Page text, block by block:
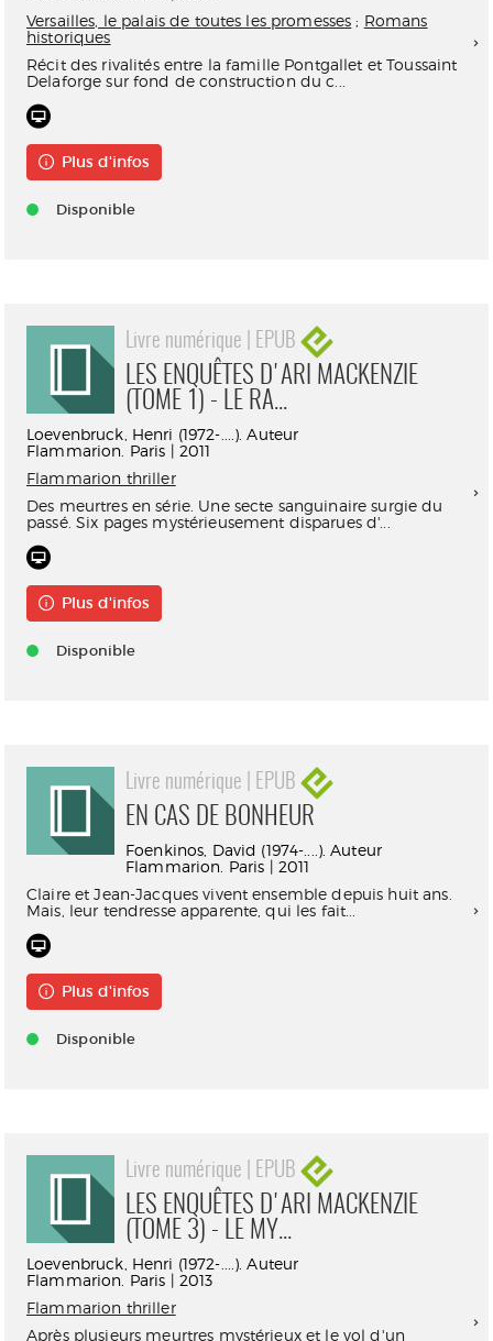
Versailles, le palais de toutes les promesses ; Romans
historiques
Récit des rivalités entre la famille Pontgallet et Toussaint
Delaforge sur fond de construction du c...
Plus d'infos
Disponible
Livre numérique | EPUB
LES ENQUÊTES D'ARI MACKENZIE
(TOME 1) - LE RA...
Loevenbruck, Henri (1972-....). Auteur
Flammarion. Paris | 2011
Flammarion thriller
Des meurtres en série. Une secte sanguinaire surgie du
passé. Six pages mystérieusement disparues d'...
Plus d'infos
Disponible
Livre numérique | EPUB
EN CAS DE BONHEUR
Foenkinos, David (1974-....). Auteur
Flammarion. Paris | 2011
Claire et Jean-Jacques vivent ensemble depuis huit ans.
Mais, leur tendresse apparente, qui les fait...
Plus d'infos
Disponible
Livre numérique | EPUB
LES ENQUÊTES D'ARI MACKENZIE
(TOME 3) - LE MY...
Loevenbruck, Henri (1972-....). Auteur
Flammarion. Paris | 2013
Flammarion thriller
Après plusieurs meurtres mystérieux et le vol d'un